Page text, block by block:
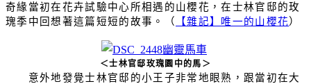
奇緣當初在花卉試驗中心所相遇的山櫻花，在士林官邸的玫
瑰季中回想著這篇短短的故事。（
【雜記】唯一的山櫻花 ）
＜士林官邸玫瑰園中的馬＞
意外地發覺士林官邸的小王子非常地眼熟，跟當初在大